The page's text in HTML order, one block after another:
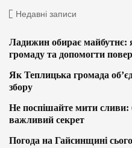
Недавні записи
Ладижин обирає майбутнє:
громаду та допомогти
Як Теплицька громада
збору
Не поспішайте мити сливи:
важливий секрет
Погода на Гайсинщині